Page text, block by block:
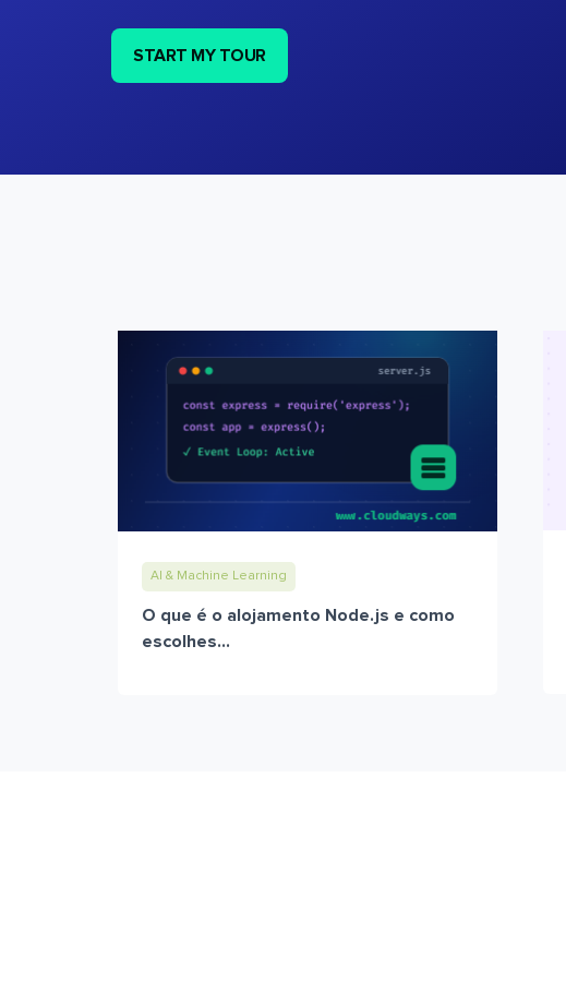
START MY TOUR
AI & Machine Learning
O que é o alojamento Node.js e como
escolhes...